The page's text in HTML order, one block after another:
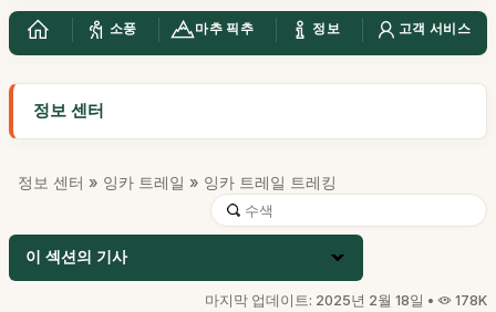
소풍 마추 픽추 정보 고객 서비스
정보 센터
정보 센터 » 잉카 트레일 » 잉카 트레일 트레킹
이 섹션의 기사
마지막 업데이트: 2025년 2월 18일 • 178K